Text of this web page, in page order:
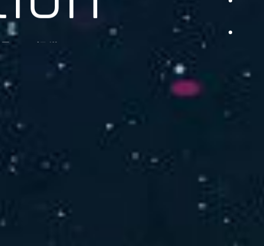
をご提供します